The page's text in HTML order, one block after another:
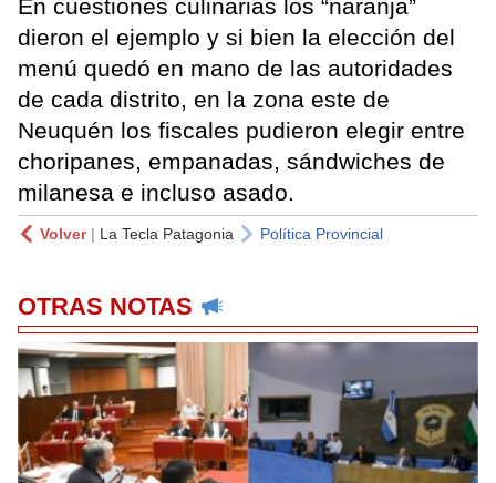
En cuestiones culinarias los “naranja”
dieron el ejemplo y si bien la elección del
menú quedó en mano de las autoridades
de cada distrito, en la zona este de
Neuquén los fiscales pudieron elegir entre
choripanes, empanadas, sándwiches de
milanesa e incluso asado.
Volver| La Tecla Patagonia Política Provincial
OTRAS NOTAS